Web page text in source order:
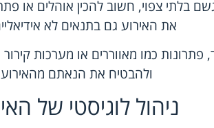
בלתי צפוי, חשוב להכין אוהלים או
את האירוע גם בתנאים לא
כמו מאווררים או מערכות קירור
ולהבטיח את הנאתם
ניהול לוגיסטי של